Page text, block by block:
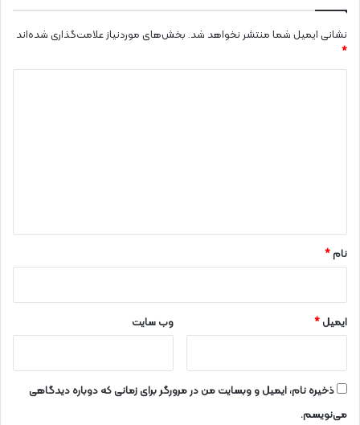
نشانی ایمیل شما منتشر نخواهد شد. بخش‌های موردنیاز علامت‌گذاری شده‌اند
*
نام*
ایمیل* وب‌ سایت
ذخیره نام، ایمیل و وبسایت من در مرورگر برای زمانی که دوباره دیدگاهی
می‌نویسم.